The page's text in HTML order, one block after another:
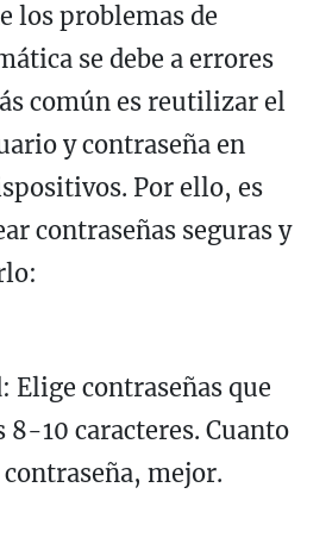
los problemas de
se debe a errores
común es reutilizar el
y contraseña en
Por ello, es
contraseñas seguras y
contraseñas que
8-10 caracteres. Cuanto
mejor.